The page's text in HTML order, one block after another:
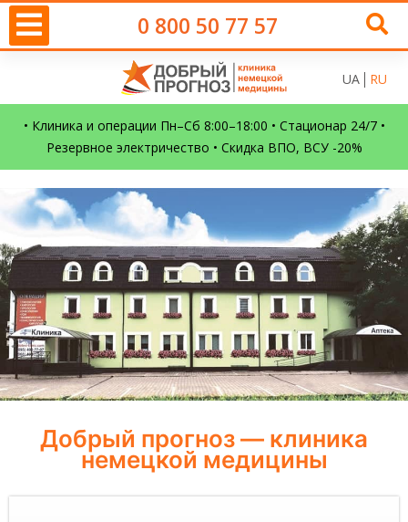
0 800 50 77 57
UA RU
• Клиника и операции Пн–Сб 8:00–18:00 • Стационар 24/7 •
Резервное электричество • Скидка ВПО, ВСУ -20%
Добрый прогноз — клиника
немецкой медицины